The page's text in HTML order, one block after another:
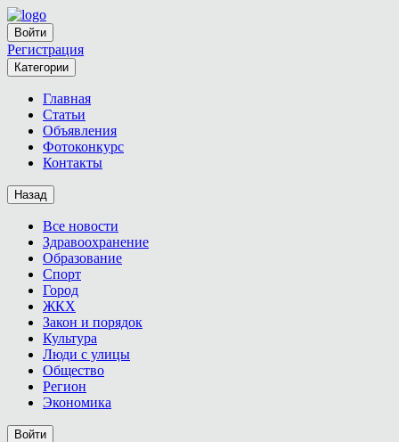
Войти
Регистрация
Категории
Главная
Статьи
Объявления
Фотоконкурс
Контакты
Назад
Все новости
Здравоохранение
Образование
Спорт
Город
ЖКХ
Закон и порядок
Культура
Люди с улицы
Общество
Регион
Экономика
Войти